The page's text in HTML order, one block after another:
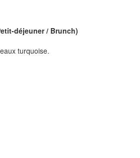
déjeuner / Brunch)
turquoise.